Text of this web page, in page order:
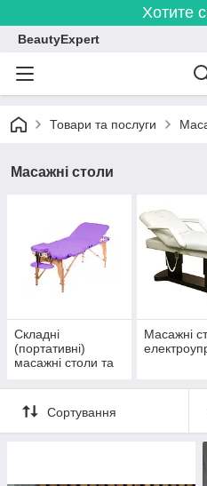
Хотите
BeautyExpert
Товари та послуги
Масажні столи
Складні
(портативні)
масажні столи та
Масажні
Сортування